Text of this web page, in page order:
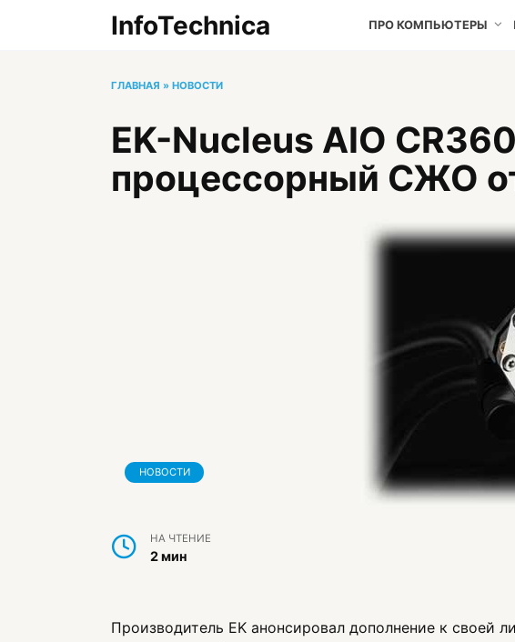
InfoTechnica ПРО КОМПЬЮТЕРЫ
ГЛАВНАЯ » НОВОСТИ
EK-Nucleus AIO
процессорный СЖО
НОВОСТИ
НА ЧТЕНИЕ
2 мин
Производитель EK анонсировал дополнение к своей